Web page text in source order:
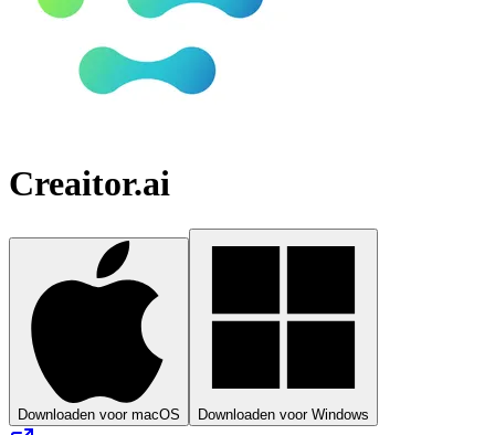
Creaitor.ai
Downloaden voor macOS Downloaden voor Windows